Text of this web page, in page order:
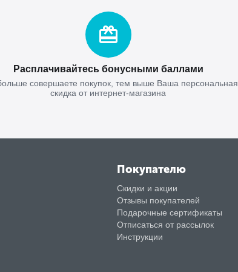
Расплачивайтесь бонусными баллами
совершаете покупок, тем выше Ваша персональная
скидка от интернет-магазина
Покупателю
Скидки и акции
Отзывы покупателей
Подарочные сертификаты
Отписаться от рассылок
Инструкции